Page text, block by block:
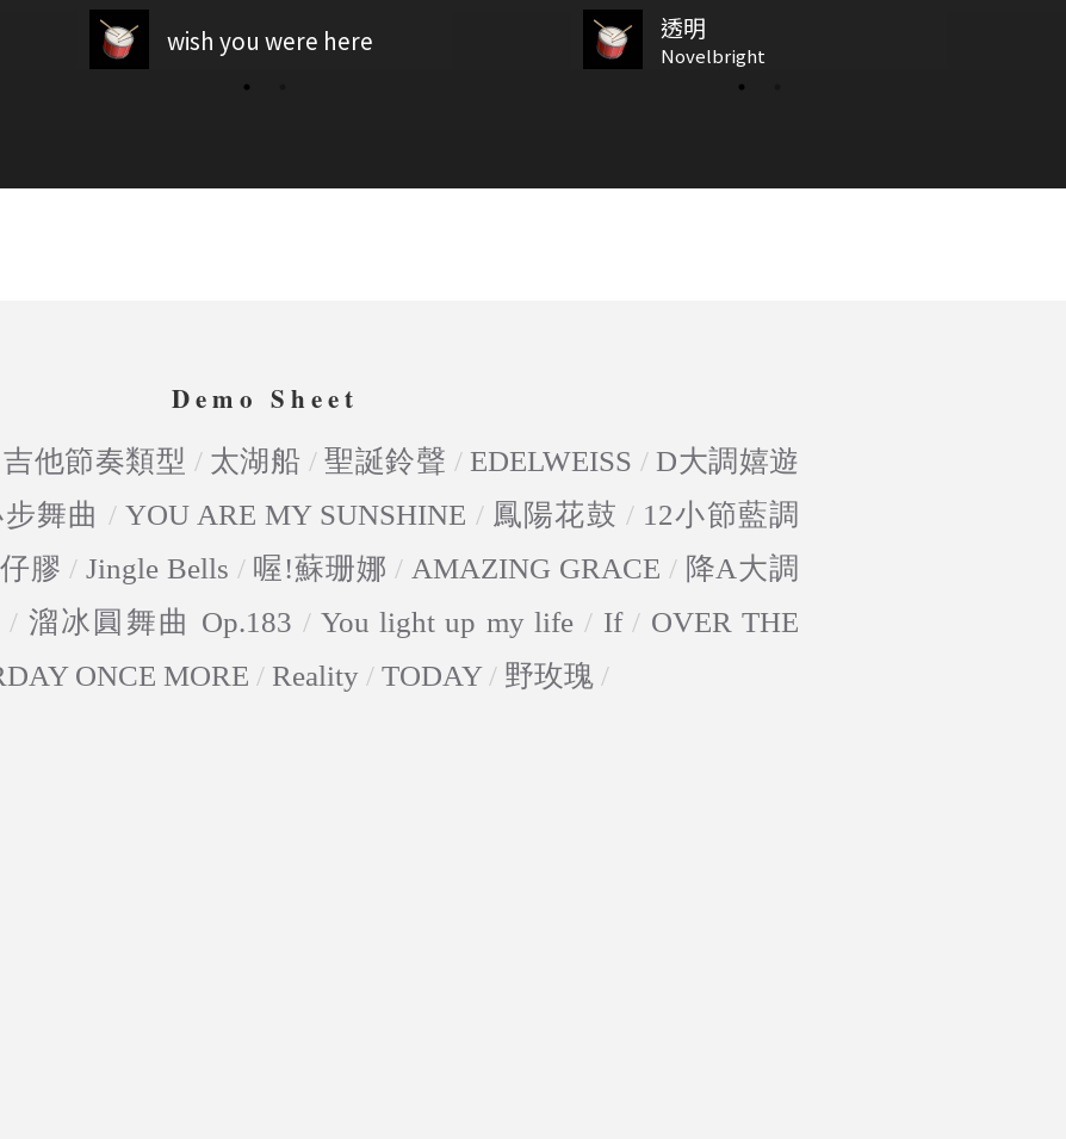
新增鼓谱 鼓基礎打點 第四類 拖曳打點 : DRAG RUDIMENTS
wish you were here
透明
Novelbright
Demo Sheet
吉他節奏類型 / 太湖船 /聖誕鈴聲 /EDELWEISS /D大調嬉遊
舞曲 / YOU ARE MY SUNSHINE / 鳳陽花鼓 / 12小節藍調
膠 / Jingle Bells / 喔!蘇珊娜 / AMAZING GRACE / 降A大調
/ 溜冰圓舞曲 Op.183 / You light up my life / If/ OVER THE
ONCE MORE / Reality / TODAY/ 野玫瑰 /